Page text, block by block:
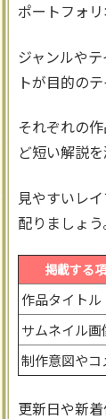
ポートフォ
ジャンルや
トが目的の
それぞれの
ど短い解説
見やすいレ
配りましょう
掲載する
作品タイトル
サムネイル画
制作意図やコ
更新日や新